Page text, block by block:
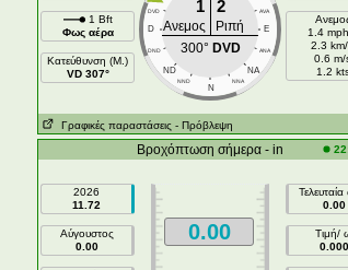
1 Bft
Φως αέρα
Κατεύθυνση (Μ.)
VD 307°
DVD AVA
D E
DND ANA
ND NA
NND NNA
N
1 2
Ανεμος
Ριπή
300° DVD
1.4
2.3
0.6 m/
1.2
Γραφικές παραστάσεις - Πρόβλεψη
Βροχόπτωση σήμερα - in
2026
11.72
Αύγουστος
0.00
0.00
0.00
Τιμή/
0.000